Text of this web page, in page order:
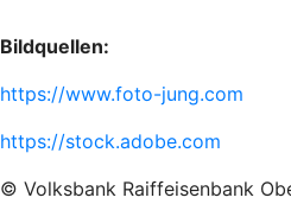
Bildquellen:
https://www.foto-jung.com
https://stock.adobe.com
© Volksbank Raiffeisenbank